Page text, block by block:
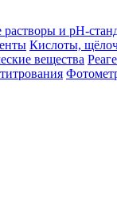
и pH-
Кислоты,
вещества